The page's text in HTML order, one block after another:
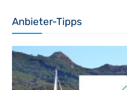
Anbieter-Tipps